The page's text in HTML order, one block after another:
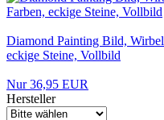
Diamond Painting Bild,
eckige Steine, Vollbild
Nur 36,95 EUR
Hersteller